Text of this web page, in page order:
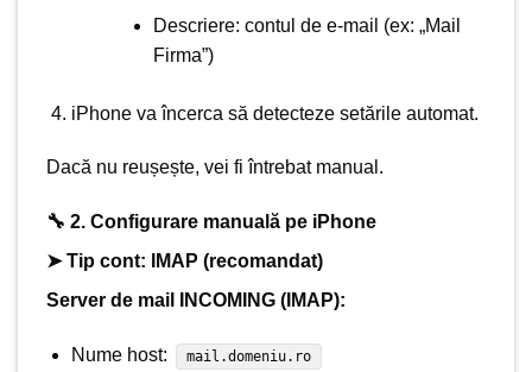
Descriere: contul de e-mail (ex: „Mail
Firma”)
iPhone va încerca să detecteze setările automat.
Dacă nu reușește, vei fi întrebat manual.
🔧 2. Configurare manuală pe iPhone
➤ Tip cont:
IMAP (recomandat)
Server de mail INCOMING (IMAP):
Nume host: mail.domeniu.ro